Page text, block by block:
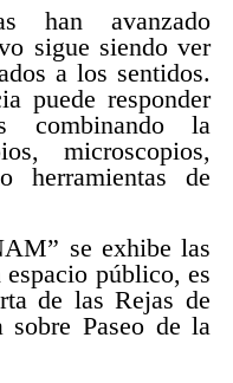
han avanzado
sigue siendo ver
a los sentidos.
puede responder
combinando la
microscopios,
herramientas de
se exhibe las
público, es
de las Rejas de
sobre Paseo de la